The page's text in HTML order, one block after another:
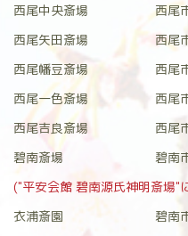
西尾中央斎場
西尾
西尾矢田斎場
西尾
西尾幡豆斎場
西尾
西尾一色斎場
西尾
西尾吉良斎場
西尾
碧南斎場
碧南
("平安会館 碧南源氏神明斎場"
衣浦斎園
碧南